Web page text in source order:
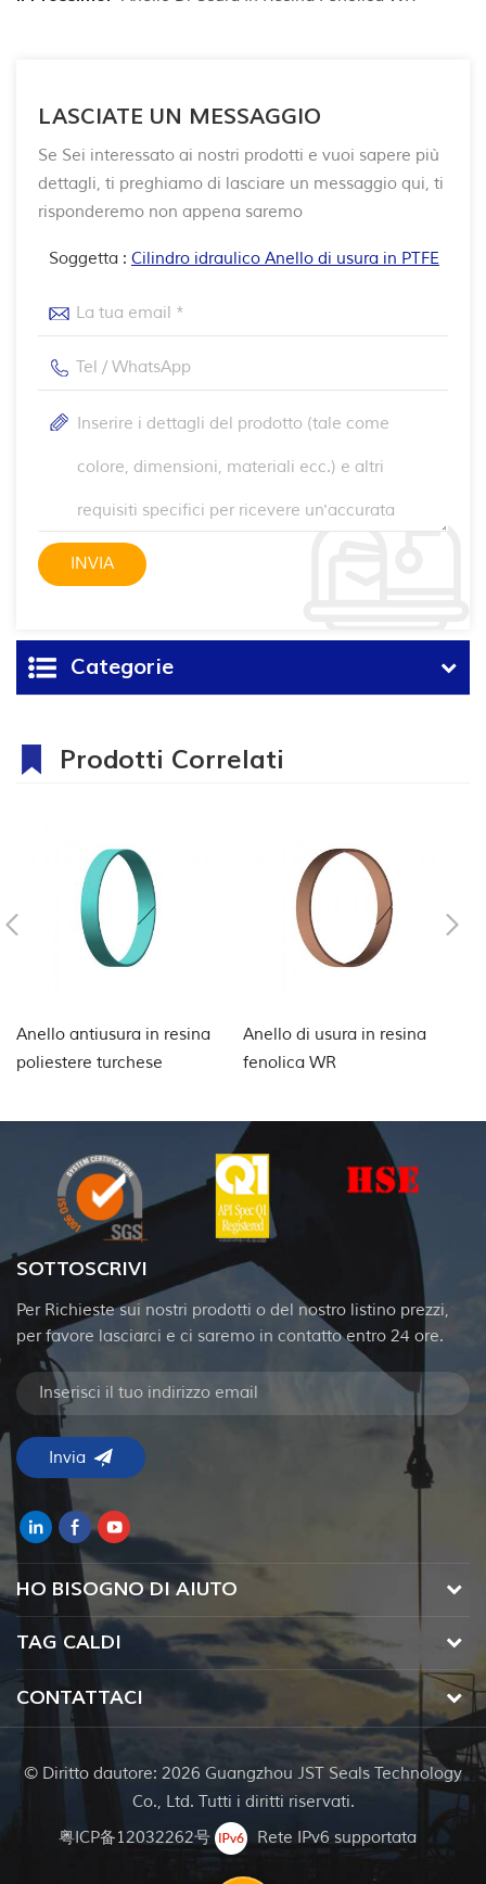
LASCIATE UN MESSAGGIO
Se Sei interessato ai nostri prodotti e vuoi sapere più
dettagli, ti preghiamo di lasciare un messaggio qui, ti
risponderemo non appena saremo
Soggetta : Cilindro idraulico Anello di usura in PTFE
Categorie
Prodotti Correlati
Anello antiusura in resina
poliestere turchese
Anello di usura in resina
fenolica WR
SOTTOSCRIVI
Per Richieste sui nostri prodotti o del nostro listino prezzi,
per favore lasciarci e ci saremo in contatto entro 24 ore.
HO BISOGNO DI AIUTO
TAG CALDI
CONTATTACI
© Diritto dautore: 2026 Guangzhou JST Seals Technology
Co., Ltd. Tutti i diritti riservati.
粤ICP备12032262号
Rete IPv6 supportata